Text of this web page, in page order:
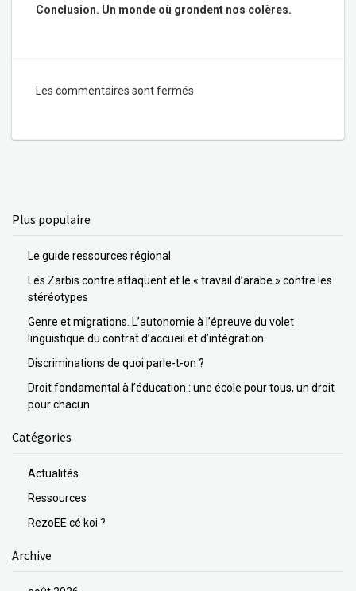
Conclusion. Un monde où grondent nos colères.
Les commentaires sont fermés
Plus populaire
Le guide ressources régional
Les Zarbis contre attaquent et le « travail d’arabe » contre les
stéréotypes
Genre et migrations. L’autonomie à l’épreuve du volet
linguistique du contrat d’accueil et d’intégration.
Discriminations de quoi parle-t-on ?
Droit fondamental à l’éducation : une école pour tous, un droit
pour chacun
Catégories
Actualités
Ressources
RezoEE cé koi ?
Archive